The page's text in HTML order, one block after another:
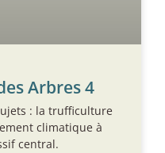
Arbres 4
: la trufficulture
climatique à
central.